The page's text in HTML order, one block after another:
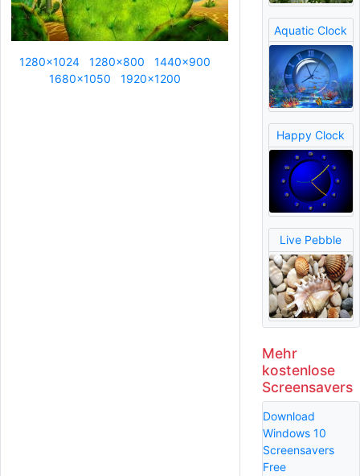
1280x1024 1280x800
1440x900
1680x1050
1920x1200
Aquatic Clock
Happy Clock
Live Pebble
Mehr
kostenlose
Screensavers
Download
Windows 10
Screensavers
Free